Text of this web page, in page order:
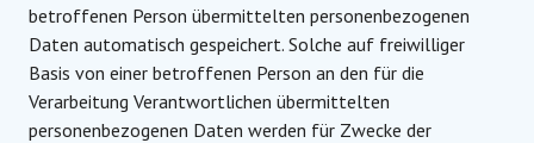
betroffenen Person übermittelten personenbezogenen
Daten automatisch gespeichert. Solche auf freiwilliger
Basis von einer betroffenen Person an den für die
Verarbeitung Verantwortlichen übermittelten
personenbezogenen Daten werden für Zwecke der